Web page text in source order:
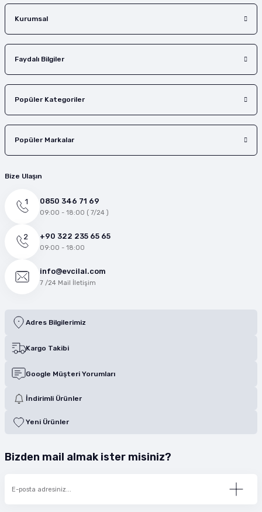
Kurumsal
Faydalı Bilgiler
Popüler Kategoriler
Popüler Markalar
Bize Ulaşın
0850 346 71 69
09:00 - 18:00 ( 7/24 )
+90 322 235 65 65
09:00 - 18:00
info@evcilal.com
7 /24 Mail İletişim
Adres Bilgilerimiz
Kargo Takibi
Google Müşteri Yorumları
İndirimli Ürünler
Yeni Ürünler
Bizden mail almak ister misiniz?